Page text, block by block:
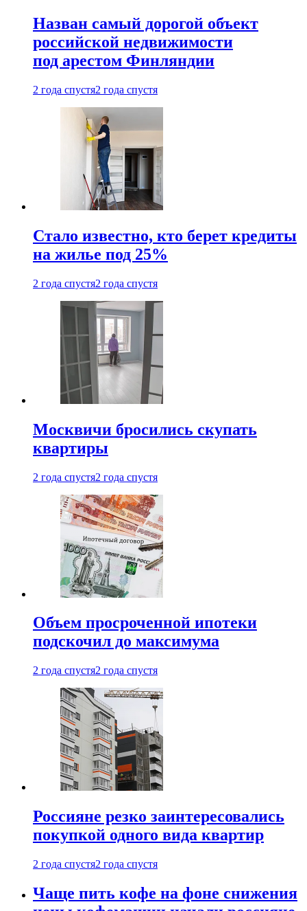
Назван самый дорогой объект
российской недвижимости
под арестом Финляндии
2 года спустя2 года спустя
Стало известно, кто берет кредиты
на жилье под 25%
2 года спустя2 года спустя
Москвичи бросились скупать
квартиры
2 года спустя2 года спустя
Объем просроченной ипотеки
подскочил до максимума
2 года спустя2 года спустя
Россияне резко заинтересовались
покупкой одного вида квартир
2 года спустя2 года спустя
Чаще пить кофе на фоне снижения